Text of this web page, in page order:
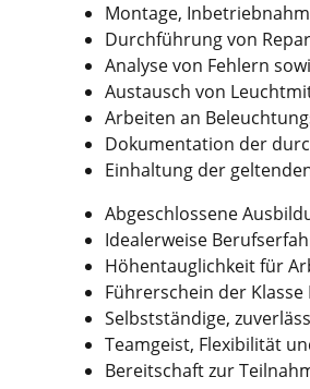
Montage,
Durchführung von
Analyse von Fehlern
Austausch von
Arbeiten an
Dokumentation der
Einhaltung der
Abgeschlossene
Idealerweise
Höhentauglichkeit für
Führerschein der Klasse
Selbstständige,
Teamgeist, Flexibilität
Bereitschaft zur